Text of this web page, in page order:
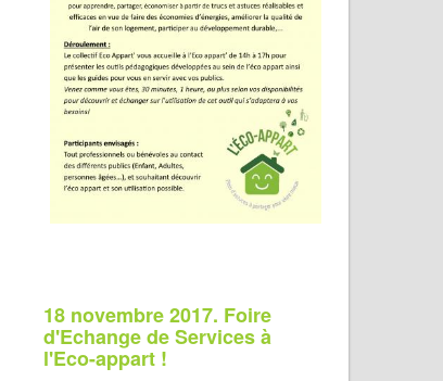
18 novembre 2017. Foire
d'Echange de Services à
l'Eco-appart !